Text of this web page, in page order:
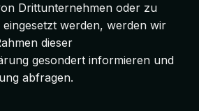
Drittunternehmen oder zu
werden, werden wir
dieser
gesondert informieren und
abfragen.